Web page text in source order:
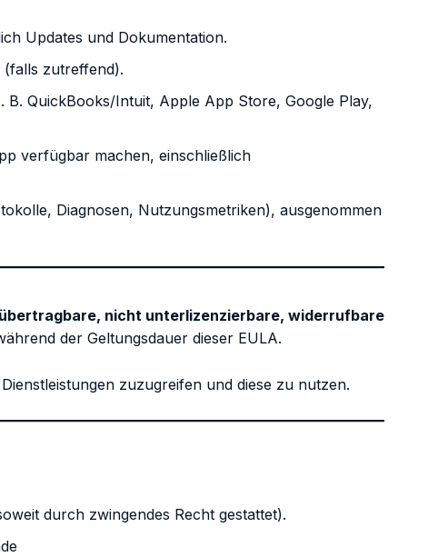
Updates und Dokumentation.
(falls zutreffend).
QuickBooks/Intuit, Apple App Store, Google Play,
verfügbar machen, einschließlich
Diagnosen, Nutzungsmetriken), ausgenommen
nicht unterlizenzierbare, widerrufbare
der Geltungsdauer dieser EULA.
zuzugreifen und diese zu nutzen.
durch zwingendes Recht gestattet).